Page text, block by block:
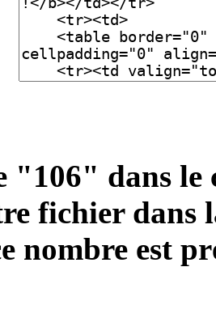
"106" dans le
fichier dans
nombre est